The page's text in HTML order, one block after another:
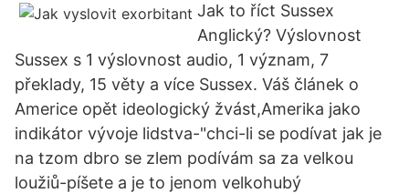
Jak to říct Sussex
Anglický? Výslovnost
Sussex s 1 výslovnost audio, 1 význam, 7
překlady, 15 věty a více Sussex. Váš článek o
Americe opět ideologický žvást,Amerika jako
indikátor vývoje lidstva-"chci-li se podívat jak je
na tzom dbro se zlem podívám sa za velkou
loužiů-píšete a je to jenom velkohubý